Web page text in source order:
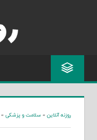
روزنه آنلاین » سلامت و پزشکی »